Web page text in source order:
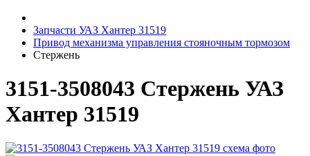
Запчасти УАЗ Хантер 31519
Привод механизма управления стояночным тормозом
Стержень
3151-3508043 Стержень УАЗ
Хантер 31519